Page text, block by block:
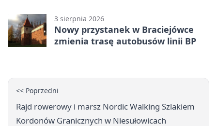
3 sierpnia 2026
Nowy przystanek w Braciejówce
zmienia trasę autobusów linii BP
<< Poprzedni
Rajd rowerowy i marsz Nordic Walking Szlakiem
Kordonów Granicznych w Niesułowicach